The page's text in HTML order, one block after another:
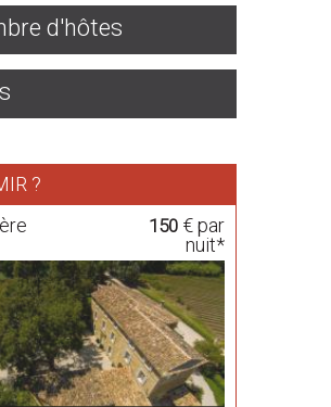
d'hôtes
?
150€ par
nuit*